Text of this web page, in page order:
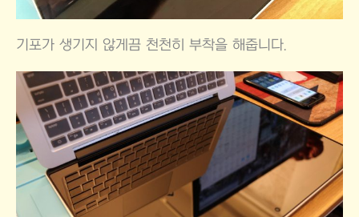
기포가 생기지 않게끔 천천히 부착을 해줍니다.